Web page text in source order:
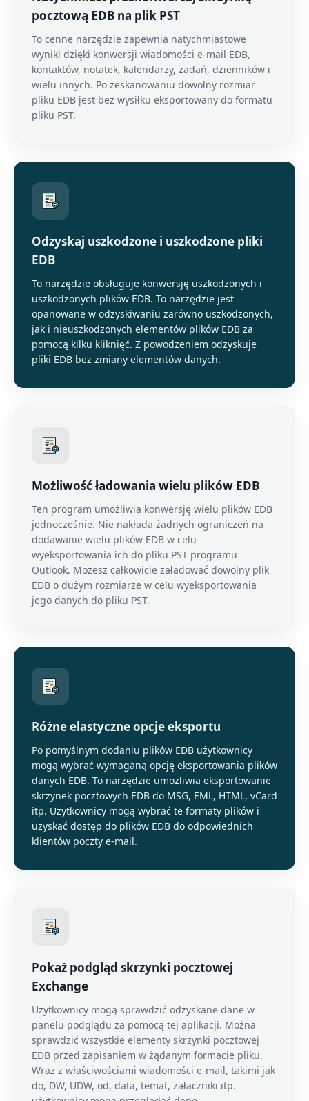
pocztową EDB na plik PST
To cenne narzędzie zapewnia natychmiastowe
wyniki dzięki konwersji wiadomości e-mail EDB,
kontaktów, notatek, kalendarzy, zadań, dzienników i
wielu innych. Po zeskanowaniu dowolny rozmiar
pliku EDB jest bez wysiłku eksportowany do formatu
pliku PST.
Odzyskaj uszkodzone i uszkodzone pliki
EDB
To narzędzie obsługuje konwersję uszkodzonych i
uszkodzonych plików EDB. To narzędzie jest
opanowane w odzyskiwaniu zarówno uszkodzonych,
jak i nieuszkodzonych elementów plików EDB za
pomocą kilku kliknięć. Z powodzeniem odzyskuje
pliki EDB bez zmiany elementów danych.
Możliwość ładowania wielu plików EDB
Ten program umożliwia konwersję wielu plików EDB
jednocześnie. Nie nakłada żadnych ograniczeń na
dodawanie wielu plików EDB w celu
wyeksportowania ich do pliku PST programu
Outlook. Możesz całkowicie załadować dowolny plik
EDB o dużym rozmiarze w celu wyeksportowania
jego danych do pliku PST.
Różne elastyczne opcje eksportu
Po pomyślnym dodaniu plików EDB użytkownicy
mogą wybrać wymaganą opcję eksportowania plików
danych EDB. To narzędzie umożliwia eksportowanie
skrzynek pocztowych EDB do MSG, EML, HTML, vCard
itp. Użytkownicy mogą wybrać te formaty plików i
uzyskać dostęp do plików EDB do odpowiednich
klientów poczty e-mail.
Pokaż podgląd skrzynki pocztowej
Exchange
Użytkownicy mogą sprawdzić odzyskane dane w
panelu podglądu za pomocą tej aplikacji. Można
sprawdzić wszystkie elementy skrzynki pocztowej
EDB przed zapisaniem w żądanym formacie pliku.
Wraz z właściwościami wiadomości e-mail, takimi jak
do, DW, UDW, od, data, temat, załączniki itp.